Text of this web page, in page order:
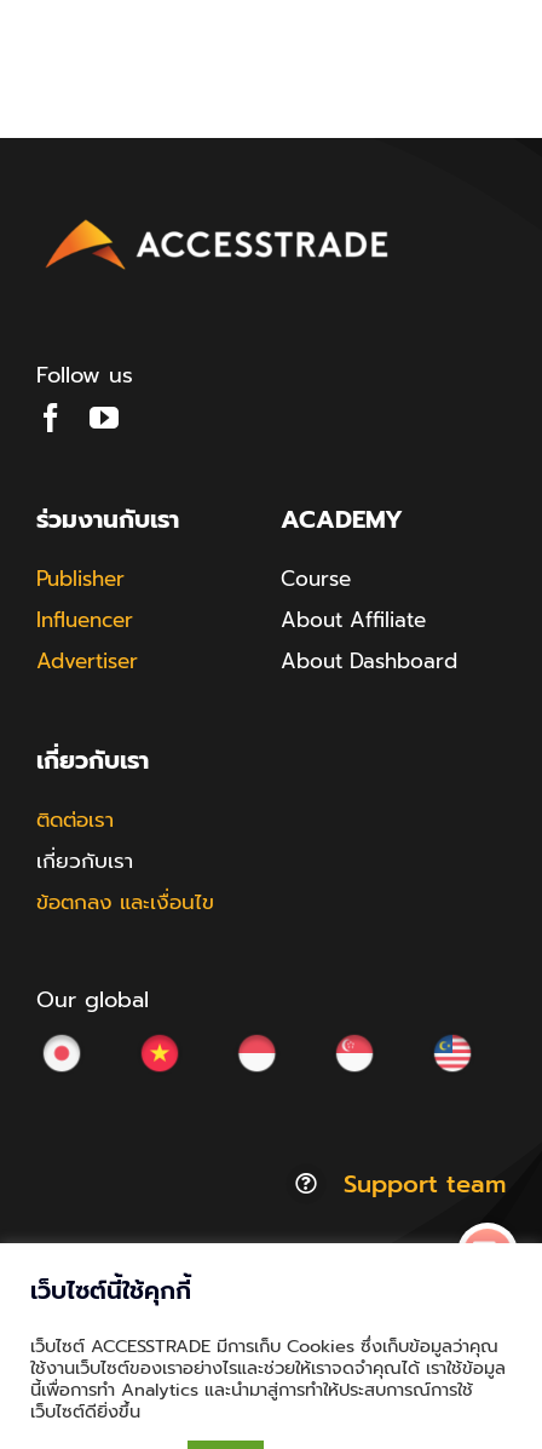
Follow us
ร่วมงานกับเรา
Publisher
Influencer
Advertiser
ACADEMY
Course
About Affiliate
About Dashboard
เกี่ยวกับเรา
ติดต่อเรา
เกี่ยวกับเรา
ข้อตกลง และเงื่อนไข
Our global
Support team
Thailand.a | All Rights Reserved
Privacy & Policy | Cookie Policy
เว็บไซต์นี้ใช้คุกกี้
เว็บไซต์ ACCESSTRADE มีการเก็บ Cookies ซึ่งเก็บข้อมูลว่าคุณ
ใช้งานเว็บไซต์ของเราอย่างไรและช่วยให้เราจดจำคุณได้ เราใช้ข้อมูล
นี้เพื่อการทำ Analytics และนำมาสู่การทำให้ประสบการณ์การใช้
เว็บไซต์ดียิ่งขึ้น